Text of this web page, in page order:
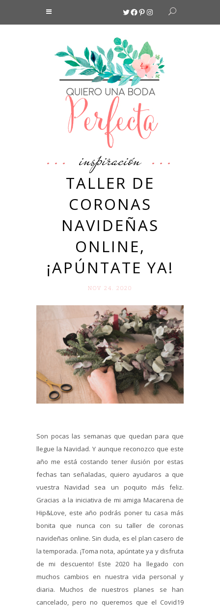
Twitter
Facebook
Pinterest
Instagram
inspiración
TALLER DE
CORONAS
NAVIDEÑAS
ONLINE,
¡APÚNTATE YA!
NOV 24. 2020
Son pocas las semanas que quedan para que
llegue la Navidad. Y aunque reconozco que este
año me está costando tener ilusión por estas
fechas tan señaladas, quiero ayudaros a que
vuestra Navidad sea un poquito más feliz.
Gracias a la iniciativa de mi amiga Macarena de
Hip&Love, este año podrás poner tu casa más
bonita que nunca con su taller de coronas
navideñas online. Sin duda, es el plan casero de
la temporada. ¡Toma nota, apúntate ya y disfruta
de mi descuento! Este 2020 ha llegado con
muchos cambios en nuestra vida personal y
diaria. Muchos de nuestros planes se han
cancelado, pero no queremos que el Covid19